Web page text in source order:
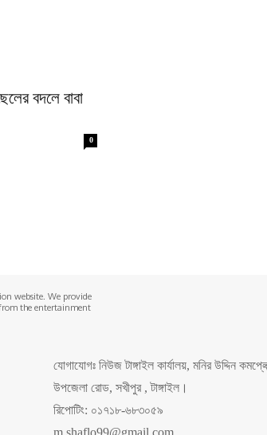
বদলে বাবা
0
website. We provide
the entertainment
যোগাযোগঃ নিউজ টাঙ্গাইল কার্যালয়, মনির উদ্দিন
উপজেলা রোড, সখীপুর , টাঙ্গাইল।
রিপোটিং: ০১৭১৮-৬৮৩০৫৯
m.shaflo99@gmail.com